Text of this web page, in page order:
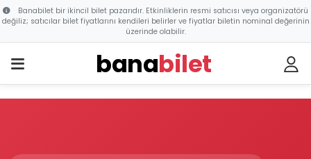
Banabilet bir ikincil bilet pazarıdır. Etkinliklerin resmi satıcısı veya organizatörü
değiliz; satıcılar bilet fiyatlarını kendileri belirler ve fiyatlar biletin nominal değerinin
üzerinde olabilir.
banabilet